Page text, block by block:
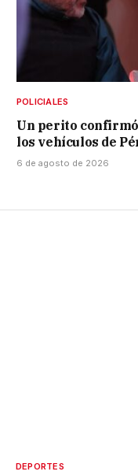
POLICIALES
Un perito
los vehículos de
6 de agosto de 2026
DEPORTES